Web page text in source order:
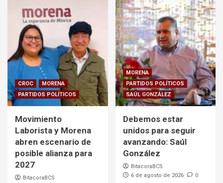
CROC
MORENA
PARTIDOS POLÍTICOS
Movimiento
Laborista y Morena
abren escenario de
posible alianza para
2027
BitacoraBCS
MORENA
PARTIDOS POLÍTICOS
SAÚL GONZÁLEZ
Debemos estar
unidos para seguir
avanzando: Saúl
González
BitacoraBCS
6 de agosto de 2026
0